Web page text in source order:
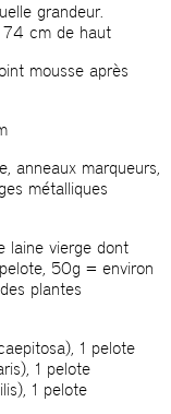
grandeur.
74 cm de haut
mousse après
anneaux marqueurs,
métalliques
laine vierge dont
50g = environ
plantes
1 pelote
1 pelote
1 pelote